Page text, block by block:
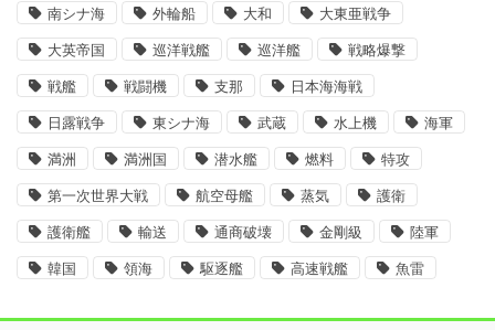
南シナ海 外輪船 大和 大東亜戦争
大英帝国 巡洋戦艦 巡洋艦 戦略爆撃
戦艦 戦闘機 支那 日本海海戦
日露戦争 東シナ海 武蔵 水上機 海軍
満洲 満洲国 潜水艦 燃料 特攻
第一次世界大戦 航空母艦 蒸気 護衛
護衛艦 輸送 通商破壊 金剛級 陸軍
韓国 領海 駆逐艦 高速戦艦 魚雷